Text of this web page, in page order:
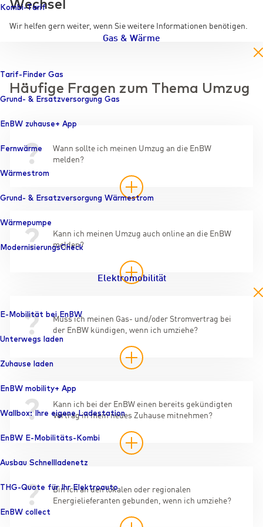
Kombi-Tarif
Gas & Wärme
Tarif-Finder Gas
Grund- & Ersatzversorgung Gas
EnBW zuhause+ App
Fernwärme
Wärmestrom
Grund- & Ersatzversorgung Wärmestrom
Wärmepumpe
ModernisierungsCheck
Elektromobilität
E-Mobilität bei EnBW
Unterwegs laden
Zuhause laden
EnBW mobility+ App
Wallbox: Ihre eigene Ladestation
EnBW E-Mobilitäts-Kombi
Ausbau Schnellladenetz
THG-Quote für Ihr Elektroauto
EnBW collect
Wechsel
Wir helfen gern weiter, wenn Sie weitere Informationen benötigen.
Häufige Fragen zum Thema Umzug
Wann sollte ich meinen Umzug an die EnBW
melden?
Kann ich meinen Umzug auch online an die EnBW
melden?
Muss ich meinen Gas- und/oder Stromvertrag bei
der EnBW kündigen, wenn ich umziehe?
Kann ich bei der EnBW einen bereits gekündigten
Vertrag in mein neues Zuhause mitnehmen?
Bin ich an den lokalen oder regionalen
Energielieferanten gebunden, wenn ich umziehe?